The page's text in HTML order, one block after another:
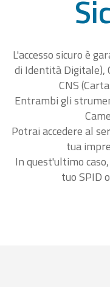
L'accesso sicuro è
di Identità Digitale),
CNS
Entrambi gli
Potrai accedere al
tua
In quest'ultimo
tuo SPID